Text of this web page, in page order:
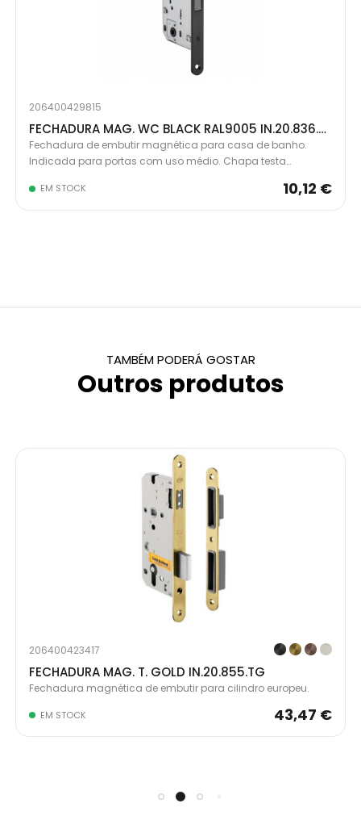
206400429815
FECHADURA MAG. WC BLACK RAL9005 IN.20.836.60.B
Fechadura de embutir magnética para casa de banho.
Indicada para portas com uso médio. Chapa testa
trinco em relação à chapa testa é ajustável em +1mm /
-1mm pela rotação de 180º
EM STOCK 10,12 €
TAMBÉM PODERÁ GOSTAR
Outros produtos
206400423417
FECHADURA MAG. T. GOLD IN.20.855.TG
Fechadura magnética de embutir para cilindro europeu.
EM STOCK 43,47 €